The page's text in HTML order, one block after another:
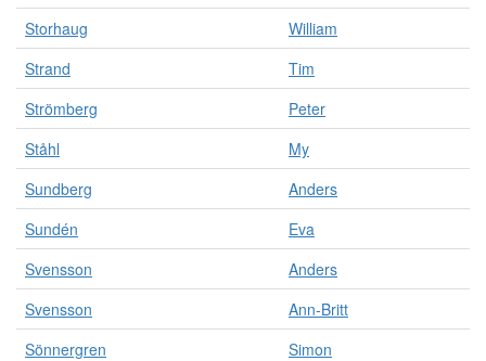
Storhaug
William
Strand
Tim
Strömberg
Peter
Ståhl
My
Sundberg
Anders
Sundén
Eva
Svensson
Anders
Svensson
Ann-Britt
Sönnergren
Simon